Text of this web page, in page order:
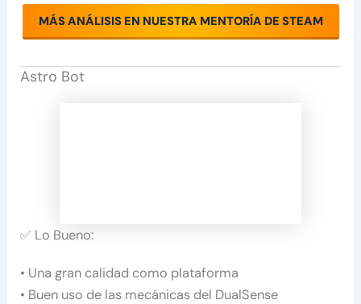
MÁS ANÁLISIS EN NUESTRA MENTORÍA DE STEAM
Astro Bot
✅ Lo Bueno:
• Una gran calidad como plataforma
• Buen uso de las mecánicas del DualSense